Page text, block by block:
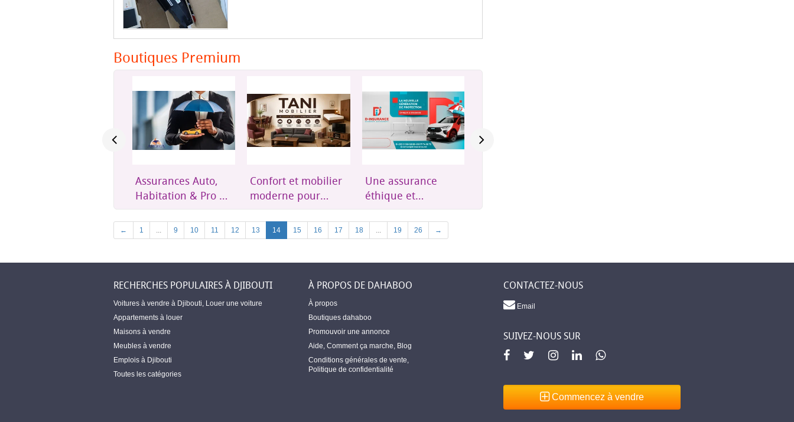
Boutiques Premium
Confort et mobilier
moderne pour
Une assurance
éthique et
Djibouti
Groupes
électrogènes,
énergie solaire
← Previous
1 ... 9 10 11 12 13 14 15 16 17 18 ... 19 26 →
RECHERCHES POPULAIRES À DJIBOUTI
Voitures à vendre à Djibouti, Louer une voiture
Appartements à louer
Maisons à vendre
Meubles à vendre
Emplois à Djibouti
Toutes les catégories
À PROPOS DE DAHABOO
À propos
Boutiques dahaboo
Promouvoir une annonce
Aide, Comment ça marche, Blog
Conditions générales de vente,
Politique de confidentialité
CONTACTEZ-NOUS
Email
SUIVEZ-NOUS SUR
Commencez à vendre